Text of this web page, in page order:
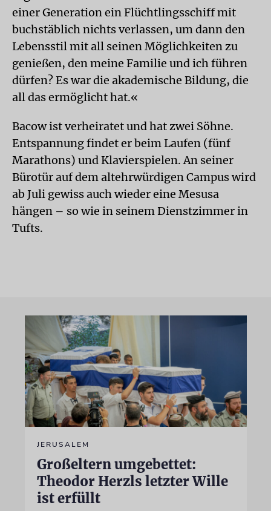
einer Generation ein Flüchtlingsschiff mit
buchstäblich nichts verlassen, um dann den
Lebensstil mit all seinen Möglichkeiten zu
genießen, den meine Familie und ich führen
dürfen? Es war die akademische Bildung, die
all das ermöglicht hat.«
Bacow ist verheiratet und hat zwei Söhne.
Entspannung findet er beim Laufen (fünf
Marathons) und Klavierspielen. An seiner
Bürotür auf dem altehrwürdigen Campus wird
ab Juli gewiss auch wieder eine Mesusa
hängen – so wie in seinem Dienstzimmer in
Tufts.
JERUSALEM
Großeltern umgebettet:
Theodor Herzls letzter Wille
ist erfüllt